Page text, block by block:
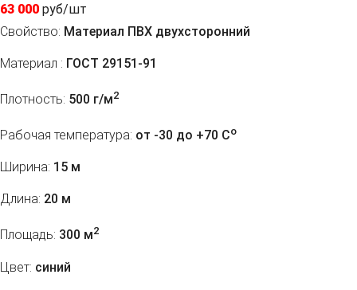
63 000 руб/шт
Свойство: Материал ПВХ двухсторонний
Материал : ГОСТ 29151-91
Плотность: 500 г/м2
Рабочая температура: от -30 до +70 Co
Ширина: 15 м
Длина: 20 м
Площадь: 300 м2
Цвет: синий